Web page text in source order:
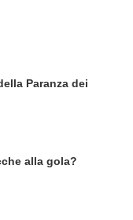
Paranza dei
alla gola?